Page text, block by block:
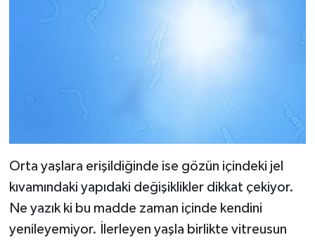
Orta yaşlara erişildiğinde ise gözün içindeki jel
kıvamındaki yapıdaki değişiklikler dikkat çekiyor.
Ne yazık ki bu madde zaman içinde kendini
yenileyemiyor. İlerleyen yaşla birlikte vitreusun